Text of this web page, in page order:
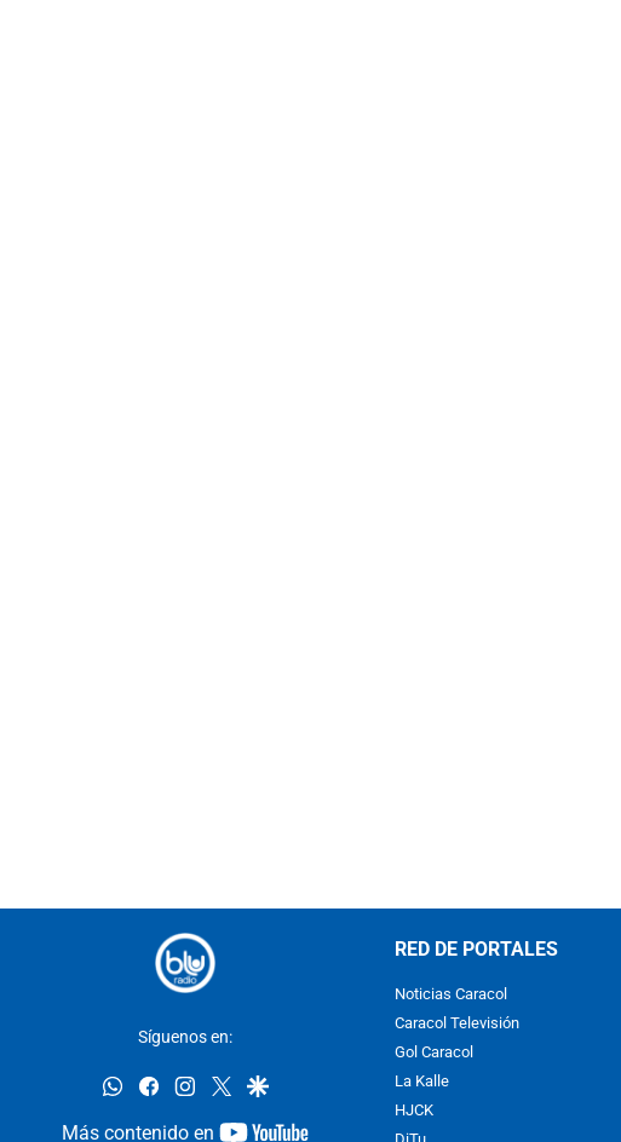
Síguenos en:
whatsappfacebookinstagram
twittergoogle
Más contenido en
youtube-
RED DE PORTALES
Noticias Caracol
Caracol Televisión
Gol Caracol
La Kalle
HJCK